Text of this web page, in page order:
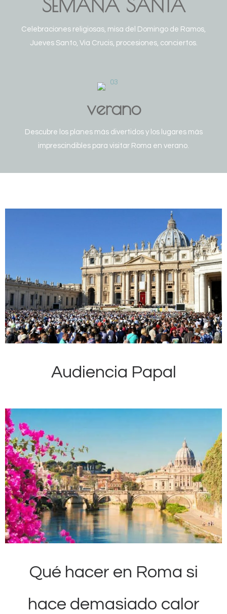
SEMANA SANTA
Celebraciones religiosas, misa del Domingo de Ramos,
Jueves Santo, Via Crucis, procesiones, conciertos.
verano
Descubre los planes más divertidos y los lugares más
imprescindibles para visitar Roma en verano.
Audiencia Papal
Qué hacer en Roma si
hace demasiado calor